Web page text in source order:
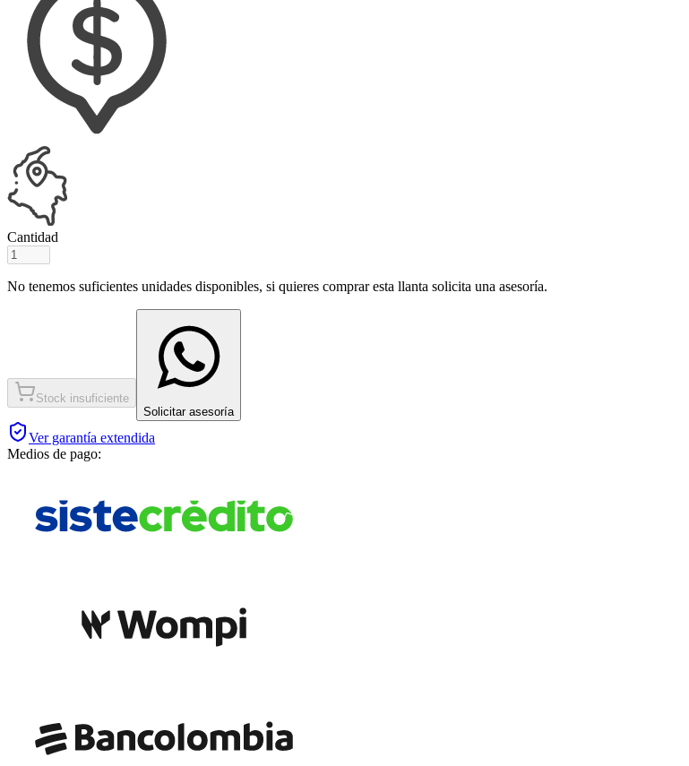
Cantidad
No tenemos suficientes unidades disponibles, si quieres comprar esta llanta solicita una asesoría.
Stock insuficiente
Solicitar asesoría
Ver garantía extendida
Medios de pago: